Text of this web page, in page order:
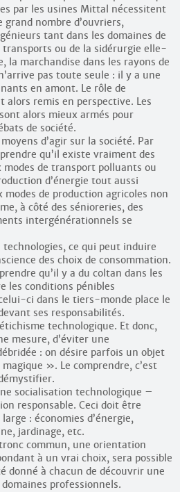
par les usines Mittal nécessitent
grand nombre d’ouvriers,
tant dans les domaines de
transports ou de la sidérurgie elle-
la marchandise dans les rayons de
pas toute seule : il y a une
en amont. Le rôle de
alors remis en perspective. Les
alors mieux armés pour
de société.
d’agir sur la société. Par
qu’il existe vraiment des
de transport polluants ou
d’énergie tout aussi
modes de production agricoles non
à côté des sénioreries, des
intergénérationnels se
technologies, ce qui peut induire
des choix de consommation.
qu’il y a du coltan dans les
les conditions pénibles
ci dans le tiers-monde place le
ses responsabilités.
technologique. Et donc,
mesure, d’éviter une
: on désire parfois un objet
». Le comprendre, c’est
socialisation technologique –
responsable. Ceci doit être
: économies d’énergie,
jardinage, etc.
commun, une orientation
à un vrai choix, sera possible
donné à chacun de découvrir une
professionnels.